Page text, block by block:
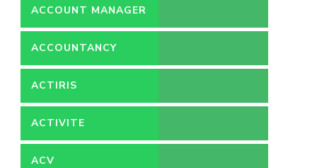
ACCOUNT MANAGER
ACCOUNTANCY
ACTIRIS
ACTIVITE
ACV